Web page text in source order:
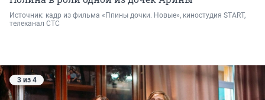
Источник: кадр из фильма «Ппины дочки. Новые», киностудия START,
телеканал СТС
3 из 4